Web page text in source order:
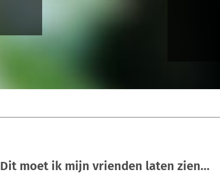
Dit moet ik mijn vrienden laten zien...